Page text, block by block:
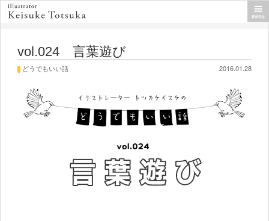
vol.024 言葉遊び
どうでもいい話 2016.01.28